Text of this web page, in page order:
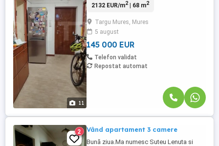
11
sporit și multiple posibilități de amenajare.
oferind un acces fluid și o separare
eficientă a zonelor de zi și de noapte.
Apartamentul beneficiază de ...
2132 EUR/m2| 68 m2
Targu Mures, Mures
5 august
145 000 EUR
Telefon validat
Repostat automat
2 Vând apartament 3 camere
Bună ziua.Ma numesc Suteu Lenuta si